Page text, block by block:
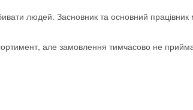
,- Импортные диски (EU, USA),Последние
людей. Засновник та основний
але замовлення тимчасово не